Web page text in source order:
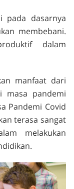
pada dasarnya
membebani.
dalam
manfaat dari
masa pandemi
Pandemi Covid
terasa sangat
melakukan